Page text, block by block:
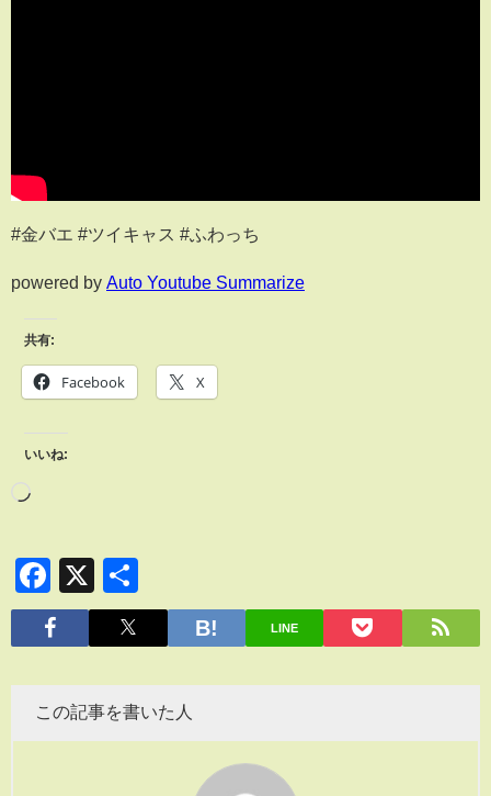
#金バエ #ツイキャス #ふわっち
powered by Auto Youtube Summarize
共有:
Facebook X
いいね:
Facebook
X
有
LINE
この記事を書いた人